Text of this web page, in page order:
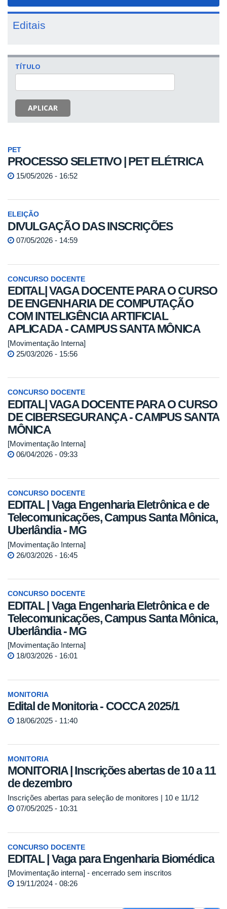
Editais
TÍTULO
APLICAR
PET
PROCESSO SELETIVO | PET ELÉTRICA
15/05/2026 - 16:52
ELEIÇÃO
DIVULGAÇÃO DAS INSCRIÇÕES
07/05/2026 - 14:59
CONCURSO DOCENTE
EDITAL| VAGA DOCENTE PARA O CURSO
DE ENGENHARIA DE COMPUTAÇÃO
COM INTELIGÊNCIA ARTIFICIAL
APLICADA - CAMPUS SANTA MÔNICA
[Movimentação Interna]
25/03/2026 - 15:56
CONCURSO DOCENTE
EDITAL| VAGA DOCENTE PARA O CURSO
DE CIBERSEGURANÇA - CAMPUS SANTA
MÔNICA
[Movimentação Interna]
06/04/2026 - 09:33
CONCURSO DOCENTE
EDITAL | Vaga Engenharia Eletrônica e de
Telecomunicações, Campus Santa Mônica,
Uberlândia - MG
[Movimentação Interna]
26/03/2026 - 16:45
CONCURSO DOCENTE
EDITAL | Vaga Engenharia Eletrônica e de
Telecomunicações, Campus Santa Mônica,
Uberlândia - MG
[Movimentação Interna]
18/03/2026 - 16:01
MONITORIA
Edital de Monitoria - COCCA 2025/1
18/06/2025 - 11:40
MONITORIA
MONITORIA | Inscrições abertas de 10 a 11
de dezembro
Inscrições abertas para seleção de monitores | 10 e 11/12
07/05/2025 - 10:31
CONCURSO DOCENTE
EDITAL | Vaga para Engenharia Biomédica
[Movimentação interna] - encerrado sem inscritos
19/11/2024 - 08:26